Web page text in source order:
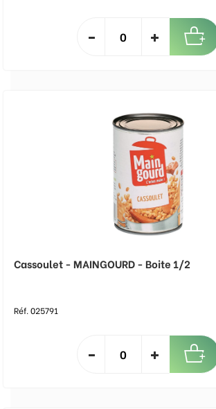
Cassoulet - MAINGOURD - Boite 1/2
Réf. 025791